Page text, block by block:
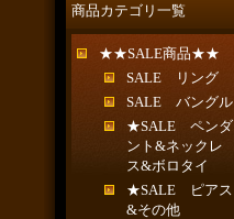
商品カテゴリ一覧
★★SALE商品★★
SALE リング
SALE バングル
★SALE ペンダ
ント&ネックレ
ス&ボロタイ
★SALE ピアス
&その他